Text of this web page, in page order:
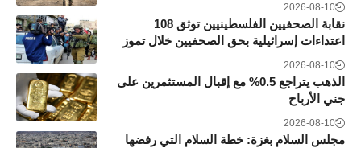
2026-08-10
نقابة الصحفيين الفلسطينيين توثق 108
اعتداءات إسرائيلية بحق الصحفيين خلال تموز
2026-08-10
الذهب يتراجع 0.5% مع إقبال المستثمرين على
جني الأرباح
2026-08-10
مجلس السلام بغزة: خطة السلام التي رفضها